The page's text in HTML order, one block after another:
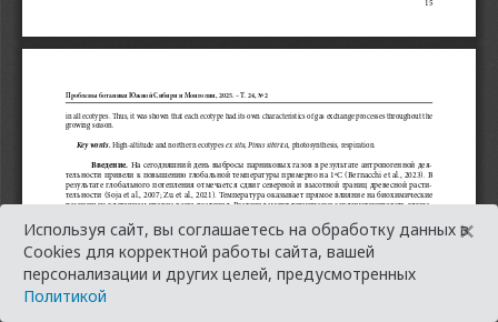
Используя сайт, вы соглашаетесь на обработку данных в
Cookies для корректной работы сайта, вашей
персонализации и других целей, предусмотренных
Политикой
×